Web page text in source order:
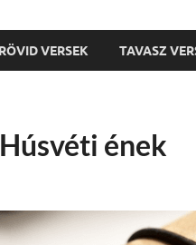
RÖVID VERSEK TAVASZ
ének